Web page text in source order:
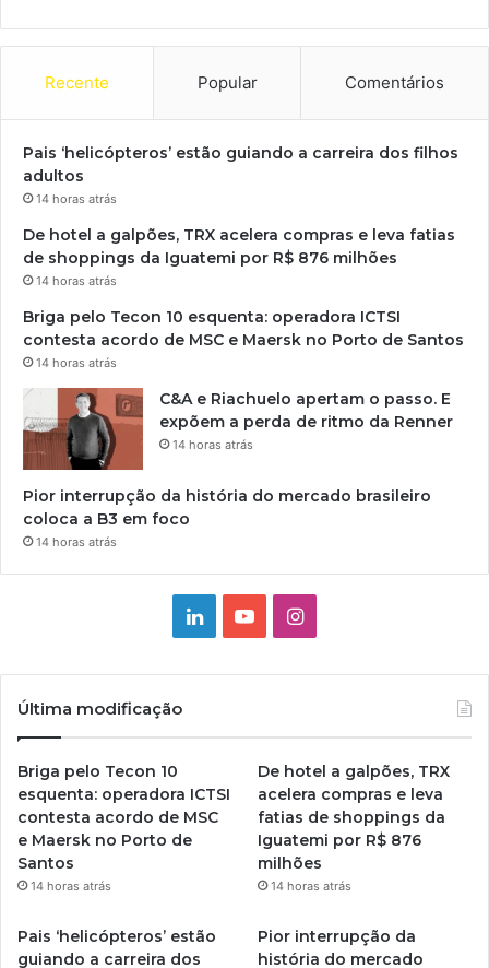
Recente Popular Comentários
Pais ‘helicópteros’ estão guiando a carreira dos filhos
adultos
14 horas atrás
De hotel a galpões, TRX acelera compras e leva fatias
de shoppings da Iguatemi por R$ 876 milhões
14 horas atrás
Briga pelo Tecon 10 esquenta: operadora ICTSI
contesta acordo de MSC e Maersk no Porto de Santos
14 horas atrás
C&A e Riachuelo apertam o passo. E
expõem a perda de ritmo da Renner
14 horas atrás
Pior interrupção da história do mercado brasileiro
coloca a B3 em foco
14 horas atrás
LinkedinYouTubeInstagram
Última modificação
Briga pelo Tecon 10
esquenta: operadora ICTSI
contesta acordo de MSC
e Maersk no Porto de
Santos
14 horas atrás
De hotel a galpões, TRX
acelera compras e leva
fatias de shoppings da
Iguatemi por R$ 876
milhões
14 horas atrás
Pais ‘helicópteros’ estão
guiando a carreira dos
Pior interrupção da
história do mercado